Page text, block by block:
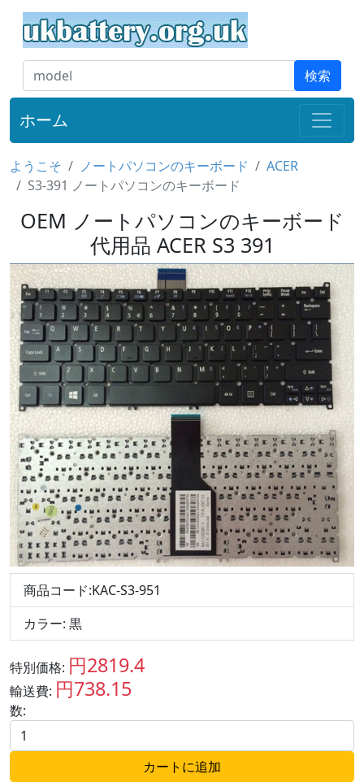
検索
ホーム
ようこそ ノートパソコンのキーボード
ACER
S3-391 ノートパソコンのキーボード
OEM ノートパソコンのキーボード
代用品 ACER S3 391
商品コード:KAC-S3-951
カラー: 黒
特別価格: 円2819.4
輸送費: 円738.15
数: